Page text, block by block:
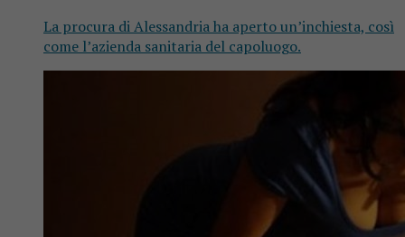
La procura di Alessandria ha aperto un’inchiesta, così
come l’azienda sanitaria del capoluogo.